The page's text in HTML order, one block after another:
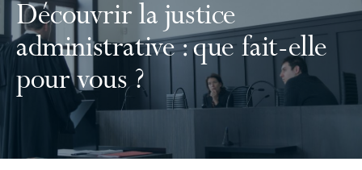
Découvrir la justice
administrative : que fait-elle
pour vous ?